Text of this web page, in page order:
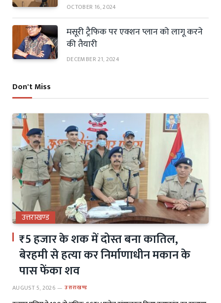
OCTOBER 16, 2024
मसूरी ट्रैफिक पर एक्शन प्लान को लागू करने
की तैयारी
DECEMBER 21, 2024
Don't Miss
उत्तराखण्ड
₹5 हजार के शक में दोस्त बना कातिल,
बेरहमी से हत्या कर निर्माणाधीन मकान के
पास फेंका शव
AUGUST 5, 2026 उत्तराखण्ड